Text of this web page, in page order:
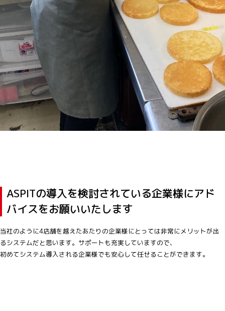
ASPITの導入を検討されている企業様にアド
バイスをお願いいたします
当社のように4店舗を越えたあたりの企業様にとっては非常にメリットが出
るシステムだと思います。サポートも充実していますので、
初めてシステム導入される企業様でも安心して任せることができます。